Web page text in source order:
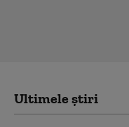
Ultimele știri